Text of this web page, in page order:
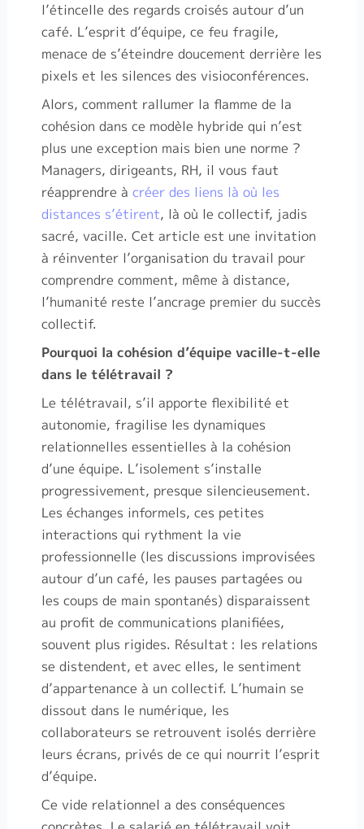
l’étincelle des regards croisés autour d’un
café. L’esprit d’équipe, ce feu fragile,
menace de s’éteindre doucement derrière les
pixels et les silences des visioconférences.
Alors, comment rallumer la flamme de la
cohésion dans ce modèle hybride qui n’est
plus une exception mais bien une norme ?
Managers, dirigeants, RH, il vous faut
réapprendre àcréer des liens là où les
distances s’étirent, là où le collectif, jadis
sacré, vacille. Cet article est une invitation
à réinventer l’organisation du travail pour
comprendre comment, même à distance,
l’humanité reste l’ancrage premier du succès
collectif.
Pourquoi la cohésion d’équipe vacille-t-elle
dans le télétravail ?
Le télétravail, s’il apporte flexibilité et
autonomie, fragilise les dynamiques
relationnelles essentielles à la cohésion
d’une équipe. L’isolement s’installe
progressivement, presque silencieusement.
Les échanges informels, ces petites
interactions qui rythment la vie
professionnelle (les discussions improvisées
autour d’un café, les pauses partagées ou
les coups de main spontanés) disparaissent
au profit de communications planifiées,
souvent plus rigides. Résultat : les relations
se distendent, et avec elles, le sentiment
d’appartenance à un collectif. L’humain se
dissout dans le numérique, les
collaborateurs se retrouvent isolés derrière
leurs écrans, privés de ce qui nourrit l’esprit
d’équipe.
Ce vide relationnel a des conséquences